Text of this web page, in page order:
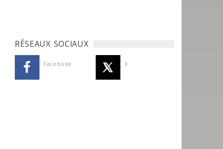
RÉSEAUX SOCIAUX
Facebook X